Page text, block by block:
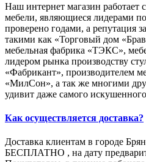
Наш интернет магазин
мебели, являющиеся лидерами
проверено годами, а репутация
такими как «Торговый дом
мебельная фабрика «ТЭКС»,
лидером рынка производству
«Фабрикант», производителем
«МилСон», а так же многими
удивит даже самого
Как осуществляется доставка?
Доставка клиентам в городе
БЕСПЛАТНО , на дату